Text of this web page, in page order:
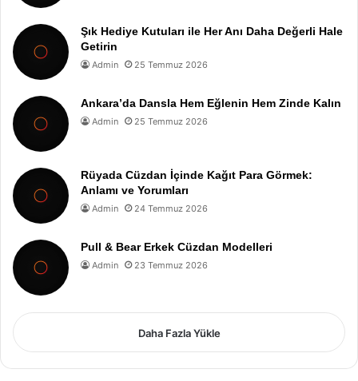
Şık Hediye Kutuları ile Her Anı Daha Değerli Hale
Getirin
Admin 25 Temmuz 2026
Ankara’da Dansla Hem Eğlenin Hem Zinde Kalın
Admin 25 Temmuz 2026
Rüyada Cüzdan İçinde Kağıt Para Görmek:
Anlamı ve Yorumları
Admin 24 Temmuz 2026
Pull & Bear Erkek Cüzdan Modelleri
Admin 23 Temmuz 2026
Daha Fazla Yükle